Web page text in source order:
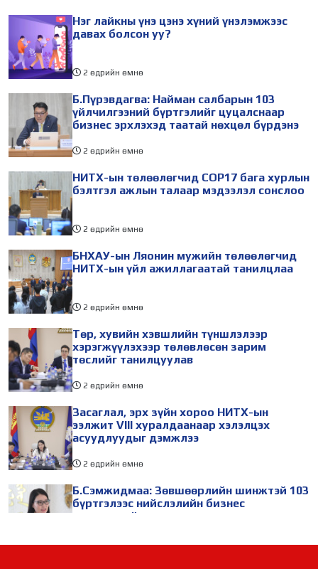
холбогдуулан Нийслэлийн
айлчлалынхаа хүрээнд
Нэг лайкны үнэ цэнэ хүний үнэлэмжээс
давах болсон уу?
2 өдрийн өмнө
Б.Пүрэвдагва: Найман салбарын 103
үйлчилгээний бүртгэлийг цуцалснаар
бизнес эрхлэхэд таатай нөхцөл бүрдэнэ
2 өдрийн өмнө
НИТХ-ын төлөөлөгчид COP17 бага хурлын
бэлтгэл ажлын талаар мэдээлэл сонслоо
2 өдрийн өмнө
БНХАУ-ын Ляонин мужийн төлөөлөгчид
НИТХ-ын үйл ажиллагаатай танилцлаа
2 өдрийн өмнө
Төр, хувийн хэвшлийн түншлэлээр
хэрэгжүүлэхээр төлөвлөсөн зарим
төслийг танилцуулав
2 өдрийн өмнө
Засаглал, эрх зүйн хороо НИТХ-ын
ээлжит VIII хуралдаанаар хэлэлцэх
асуудлуудыг дэмжлээ
2 өдрийн өмнө
Б.Сэмжидмаа: Зөвшөөрлийн шинжтэй 103
бүртгэлээс нийслэлийн бизнес
эрхлэгчдийг чөлөөллөө